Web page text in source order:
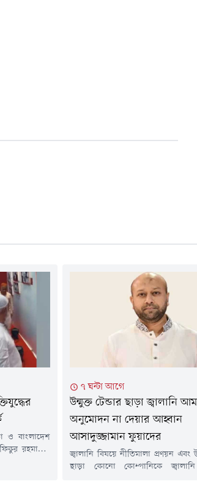
ও বাংলাদেশ
রহমানের
৭ ঘন্টা আগে
উন্মুক্ত টেন্ডার ছাড়া জ্বালানি
অনুমোদন না দেয়ার আহ্বান
আসাদুজ্জামান ফুয়াদের
জ্বালানি বিষয়ে নীতিমালা প্রণয়ন এবং
ছাড়া কোনো কোম্পানিকে